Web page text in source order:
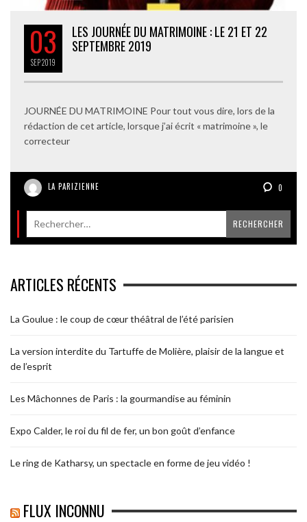
03
SEP2019
LES JOURNÉE DU MATRIMOINE : LE 21 ET 22
SEPTEMBRE 2019
JOURNÉE DU MATRIMOINE Pour tout vous dire, lors de la
rédaction de cet article, lorsque j’ai écrit « matrimoine », le
correcteur
LA PARIZIENNE 0
ARTICLES RÉCENTS
La Goulue : le coup de cœur théâtral de l’été parisien
La version interdite du Tartuffe de Molière, plaisir de la langue et
de l’esprit
Les Mâchonnes de Paris : la gourmandise au féminin
Expo Calder, le roi du fil de fer, un bon goût d’enfance
Le ring de Katharsy, un spectacle en forme de jeu vidéo !
FLUX INCONNU